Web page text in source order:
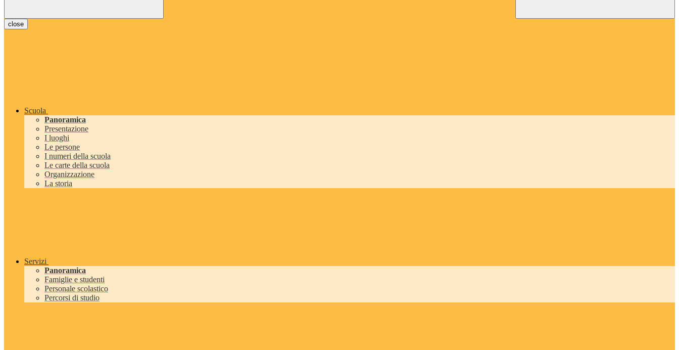
close
Scuola
Panoramica
Presentazione
I luoghi
Le persone
I numeri della scuola
Le carte della scuola
Organizzazione
La storia
Servizi
Panoramica
Famiglie e studenti
Personale scolastico
Percorsi di studio